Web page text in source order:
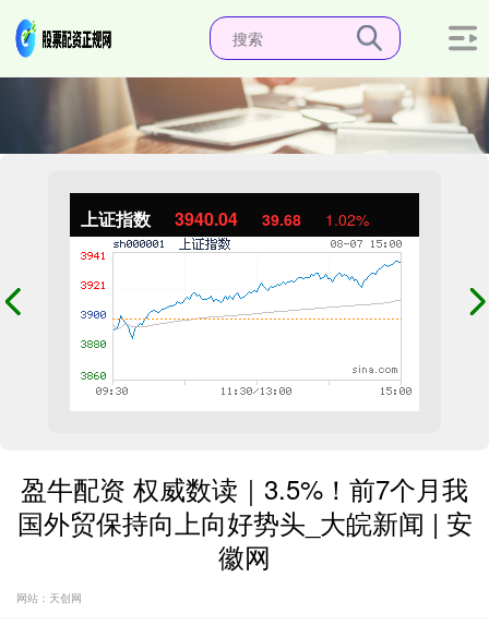
上证指数 3940.04 39.68 1.02%
盈牛配资 权威数读｜3.5%！前7个月我
国外贸保持向上向好势头_大皖新闻 | 安
徽网
网站：天创网